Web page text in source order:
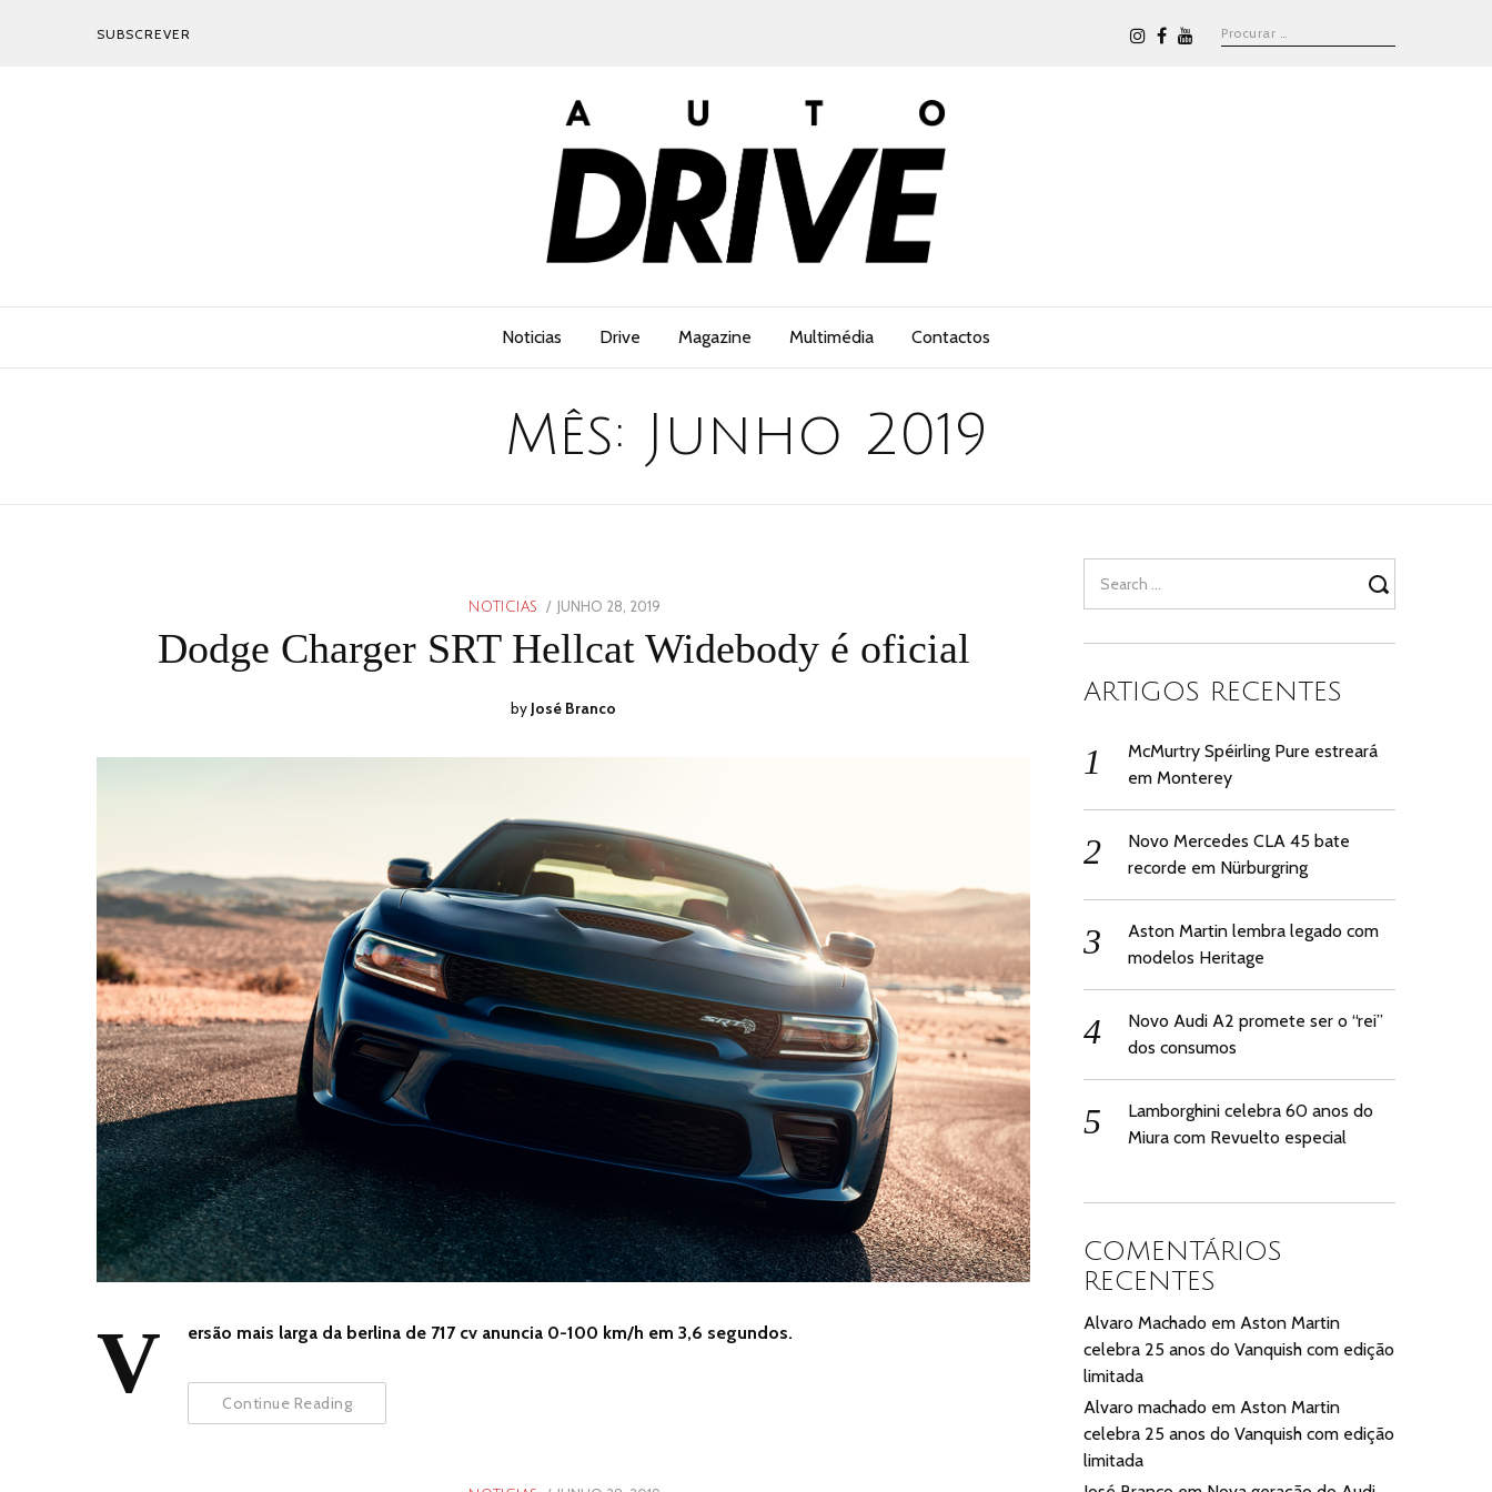
SUBSCREVER
Noticias Drive Magazine Multimédia Contactos
Mês: Junho 2019
NOTICIAS
POSTED
ON
JUNHO 28, 2019
28,
2019
Dodge Charger SRT Hellcat Widebody é oficial
by José Branco
V ersão mais larga da berlina de 717 cv anuncia 0-100 km/h em 3,6 segundos.
Continue Reading
for:
ARTIGOS RECENTES
McMurtry Spéirling Pure estreará
em Monterey
Novo Mercedes CLA 45 bate
recorde em Nürburgring
Aston Martin lembra legado com
modelos Heritage
Novo Audi A2 promete ser o “rei”
dos consumos
Lamborghini celebra 60 anos do
Miura com Revuelto especial
COMENTÁRIOS
RECENTES
Alvaro Machado emAston Martin
celebra 25 anos do Vanquish com edição
limitada
Alvaro machado emAston Martin
celebra 25 anos do Vanquish com edição
limitada